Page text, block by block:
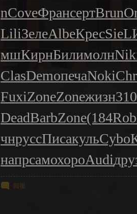
nCoveФрансертBrun
LiliЗелеAlbeКресSieL
мшКирнБилимолн
ClasDemoпечаNoki
FuxiZoneZoneжизн
DeadBarbZone(184
чнруссПисакульCybo
напрсамохороAudi
回復